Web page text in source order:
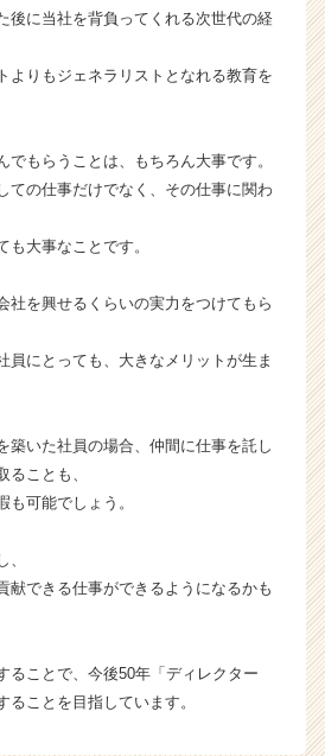
後に当社を背負ってくれる次世代の経
よりもジェネラリストとなれる教育を
でもらうことは、もちろん大事です。
ての仕事だけでなく、その仕事に関わ
も大事なことです。
社を興せるくらいの実力をつけてもら
員にとっても、大きなメリットが生ま
築いた社員の場合、仲間に仕事を託し
ることも、
も可能でしょう。
献できる仕事ができるようになるかも
ることで、今後50年「ディレクター
ることを目指しています。